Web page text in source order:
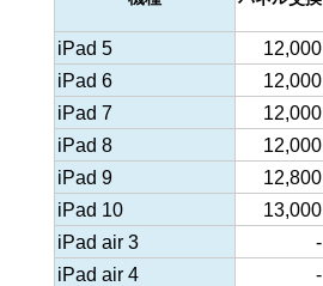
iPad 5 12,000
iPad 6
12,000
iPad 7
12,000
iPad 8
12,000
iPad 9
12,800
iPad 10
13,000
iPad air 3
-
iPad air 4
-